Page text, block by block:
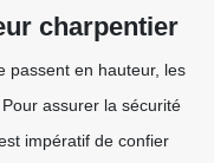
charpentier
passent en hauteur, les
assurer la sécurité
impératif de confier